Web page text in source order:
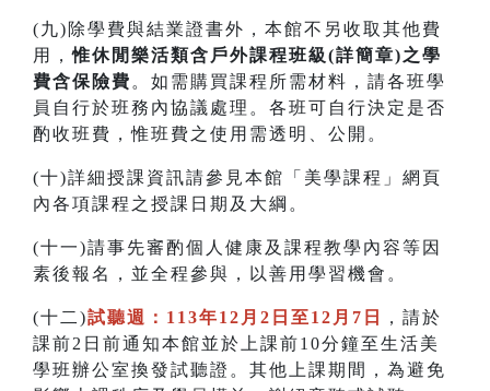
(九)除學費與結業證書外，本館不另收取其他費
用，惟休閒樂活類含戶外課程班級(詳簡章)之學
費含保險費 。如需購買課程所需材料，請各班學
員自行於班務內協議處理。各班可自行決定是否
酌收班費，惟班費之使用需透明、公開。
(十)詳細授課資訊請參見本館「美學課程」網頁
內各項課程之授課日期及大綱。
(十一)請事先審酌個人健康及課程教學內容等因
素後報名，並全程參與，以善用學習機會。
(十二)試聽週：113年12月2日至12月7日
，請於
課前2日前通知本館並於上課前10分鐘至生活美
學班辦公室換發試聽證。其他上課期間，為避免